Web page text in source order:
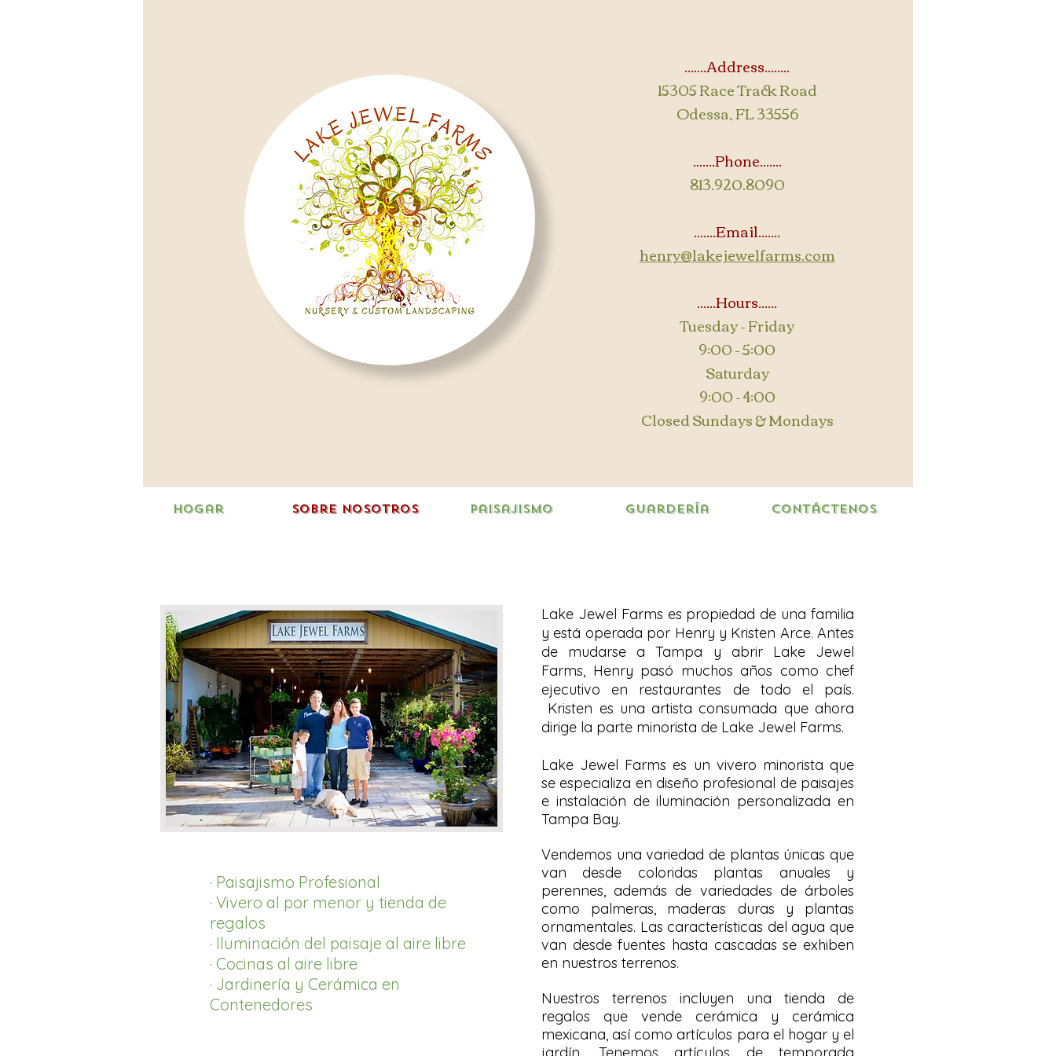
.......Address........
15305 Race Track Road
Odessa, FL 33556
.......Phone.......
813.920.8090
.......Email.......
henry@lakejewelfarms.com
......Hours......
Tuesday - Friday
9:00 - 5:00
Saturday
9:00 - 4:00
Closed Sundays & Mondays
· Paisajismo Profesional
· Vivero al por menor y tienda de
regalos
· Iluminación del paisaje al aire libre
· Cocinas al aire libre
· Jardinería y Cerámica en
Contenedores
Lake Jewel Farms es propiedad de una familia
y está operada por Henry y Kristen Arce. Antes
de mudarse a Tampa y abrir Lake Jewel
Farms, Henry pasó muchos años como chef
ejecutivo en restaurantes de todo el país.
Kristen es una artista consumada que ahora
dirige la parte minorista de Lake Jewel Farms.
Lake Jewel Farms es un vivero minorista que
se especializa en diseño profesional de paisajes
e instalación de iluminación personalizada en
Tampa Bay.
Vendemos una variedad de plantas únicas que
van desde coloridas plantas anuales y
perennes, además de variedades de árboles
como palmeras, maderas duras y plantas
ornamentales. Las características del agua que
van desde fuentes hasta cascadas se exhiben
en nuestros terrenos.
Nuestros terrenos incluyen una tienda de
regalos que vende cerámica y cerámica
mexicana, así como artículos para el hogar y el
Hogar Sobre nosotros Paisajismo Guardería Contáctenos